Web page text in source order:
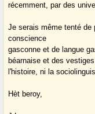
récemment, par des
Je serais même tenté de
conscience
gasconne et de langue
béarnaise et des
l'histoire, ni la
Hèt beroy,